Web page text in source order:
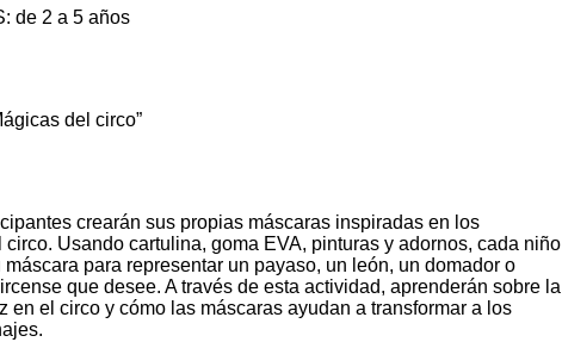
de 2 a 5 años
del circo”
crearán sus propias máscaras inspiradas en los
Usando cartulina, goma EVA, pinturas y adornos, cada niño
para representar un payaso, un león, un domador o
que desee. A través de esta actividad, aprenderán sobre la
en el circo y cómo las máscaras ayudan a transformar a los